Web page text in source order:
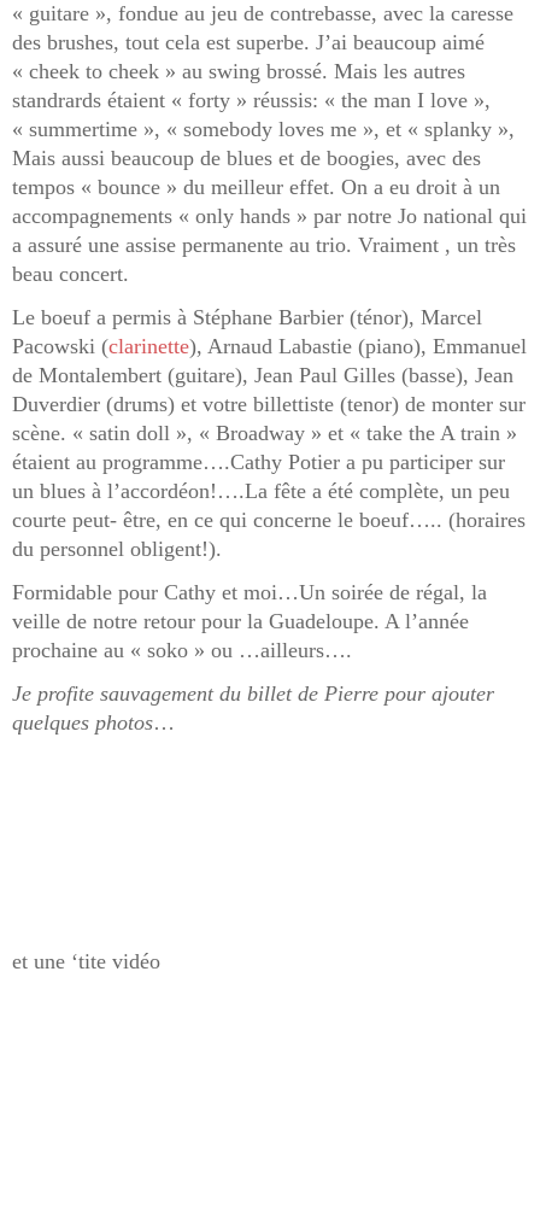
« guitare », fondue au jeu de contrebasse, avec la caresse
des brushes, tout cela est superbe. J’ai beaucoup aimé
« cheek to cheek » au swing brossé. Mais les autres
standrards étaient « forty » réussis: « the man I love »,
« summertime », « somebody loves me », et « splanky »,
Mais aussi beaucoup de blues et de boogies, avec des
tempos « bounce » du meilleur effet. On a eu droit à un
accompagnements « only hands » par notre Jo national qui
a assuré une assise permanente au trio. Vraiment , un très
beau concert.
Le boeuf a permis à Stéphane Barbier (ténor), Marcel
Pacowski (clarinette), Arnaud Labastie (piano), Emmanuel
de Montalembert (guitare), Jean Paul Gilles (basse), Jean
Duverdier (drums) et votre billettiste (tenor) de monter sur
scène. « satin doll », « Broadway » et « take the A train »
étaient au programme….Cathy Potier a pu participer sur
un blues à l’accordéon!….La fête a été complète, un peu
courte peut- être, en ce qui concerne le boeuf….. (horaires
du personnel obligent!).
Formidable pour Cathy et moi…Un soirée de régal, la
veille de notre retour pour la Guadeloupe. A l’année
prochaine au « soko » ou …ailleurs….
Je profite sauvagement du billet de Pierre pour ajouter
quelques photos…
et une ‘tite vidéo